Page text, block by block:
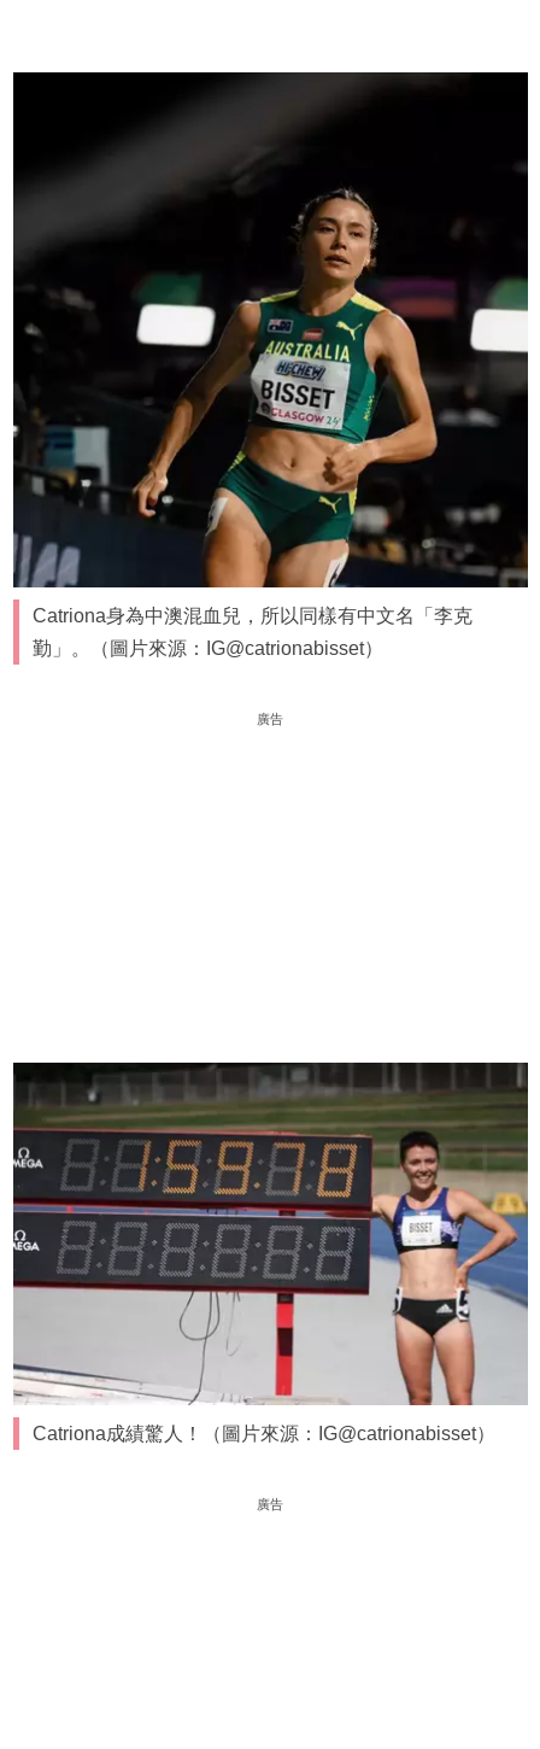
Catriona身為中澳混血兒，所以同樣有中文名「李克
勤」。（圖片來源：IG@catrionabisset）
廣告
Catriona成績驚人！（圖片來源：IG@catrionabisset）
廣告